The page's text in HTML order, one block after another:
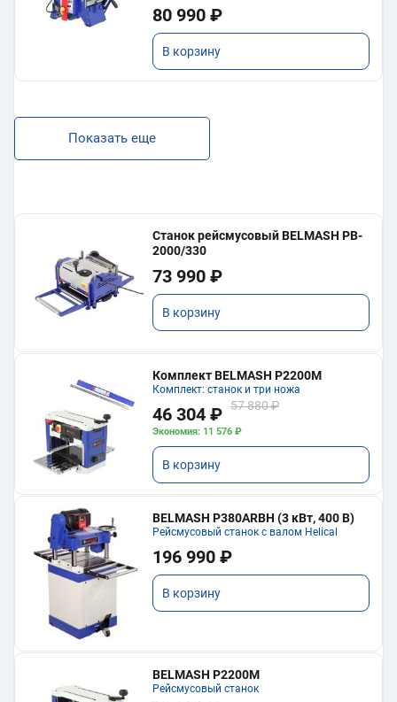
80 990 ₽
В корзину
Показать еще
Станок рейсмусовый BELMASH PB-
2000/330
73 990 ₽
В корзину
Комплект BELMASH P2200M
Комплект: станок и три ножа
46 304 ₽ 57 880 ₽
Экономия: 11 576 ₽
В корзину
BELMASH P380ARBH (3 кВт, 400 В)
Рейсмусовый станок с валом Helical
196 990 ₽
В корзину
BELMASH P2200M
Рейсмусовый станок